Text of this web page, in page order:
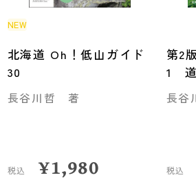
NEW
北海道 Oh！低山ガイド
30
長谷川哲 著
税込 ¥1,980
第2
1
長
税込